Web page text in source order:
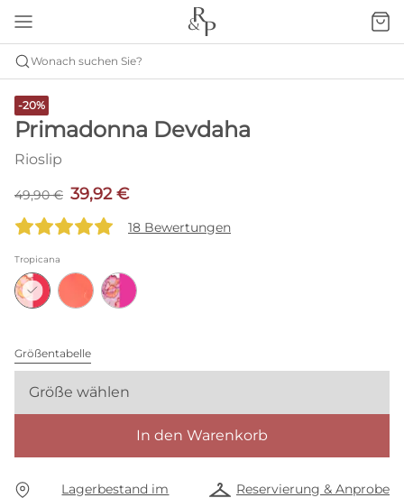
Wonach suchen Sie?
-20%
Primadonna Devdaha
Rioslip
49,90 € 39,92 €
18 Bewertungen
Tropicana
Größentabelle
Größe wählen
In den Warenkorb
Lagerbestand im
Reservierung & Anprobe